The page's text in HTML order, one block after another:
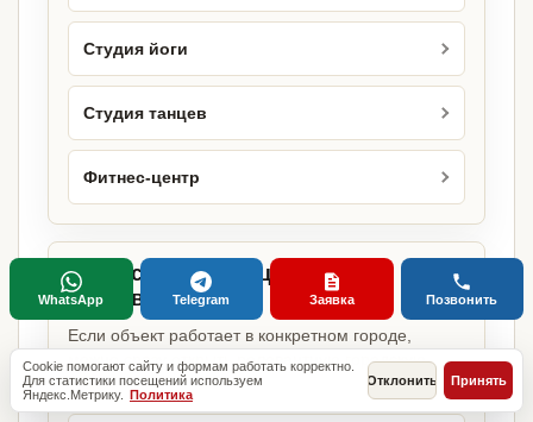
Студия йоги
Студия танцев
Фитнес-центр
Городские страницы по этому
направлению
Если объект работает в конкретном городе,
можно сразу открыть релевантную городскую
страницу.
Cookie помогают сайту и формам работать корректно.
Для статистики посещений используем
Яндекс.Метрику. Политика
Отклонить Принять
WhatsApp Telegram Заявка Позвонить